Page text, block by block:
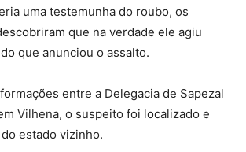
uma testemunha do roubo, os
que na verdade ele agiu
que anunciou o assalto.
entre a Delegacia de Sapezal
Vilhena, o suspeito foi localizado e
estado vizinho.